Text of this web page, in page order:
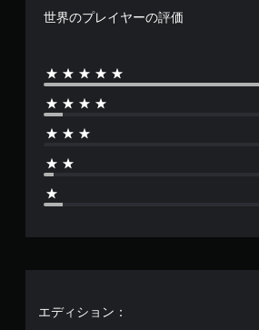
世界のプレイヤーの評価
エディション：